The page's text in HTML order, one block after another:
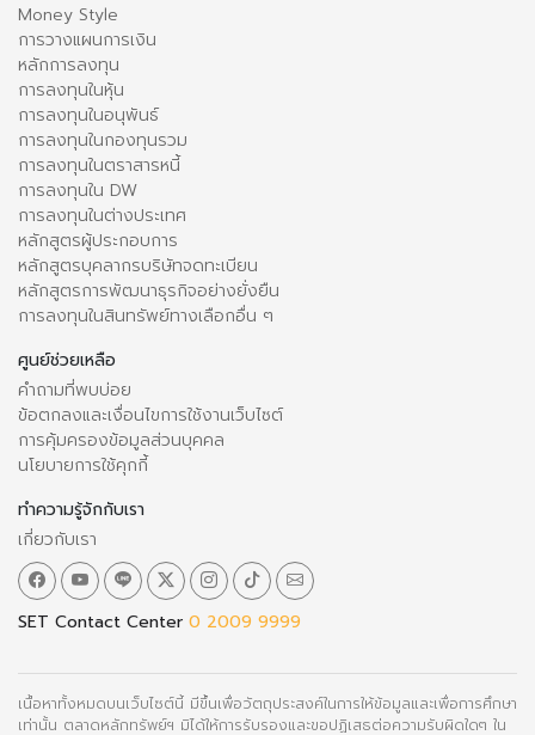
Money Style
การวางแผนการเงิน
หลักการลงทุน
การลงทุนในหุ้น
การลงทุนในอนุพันธ์
การลงทุนในกองทุนรวม
การลงทุนในตราสารหนี้
การลงทุนใน DW
การลงทุนในต่างประเทศ
หลักสูตรผู้ประกอบการ
หลักสูตรบุคลากรบริษัทจดทะเบียน
หลักสูตรการพัฒนาธุรกิจอย่างยั่งยืน
การลงทุนในสินทรัพย์ทางเลือกอื่น ๆ
ศูนย์ช่วยเหลือ
คำถามที่พบบ่อย
ข้อตกลงและเงื่อนไขการใช้งานเว็บไซต์
การคุ้มครองข้อมูลส่วนบุคคล
นโยบายการใช้คุกกี้
ทำความรู้จักกับเรา
เกี่ยวกับเรา
SET Contact Center 0 2009 9999
เนื้อหาทั้งหมดบนเว็บไซต์นี้ มีขึ้นเพื่อวัตถุประสงค์ในการให้ข้อมูลและเพื่อการศึกษา
เท่านั้น ตลาดหลักทรัพย์ฯ มิได้ให้การรับรองและขอปฏิเสธต่อความรับผิดใดๆ ใน